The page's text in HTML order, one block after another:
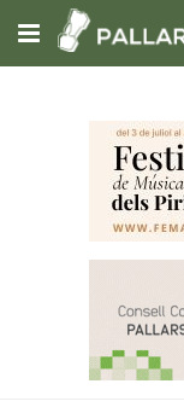
Subscriu-t'hi
Portada